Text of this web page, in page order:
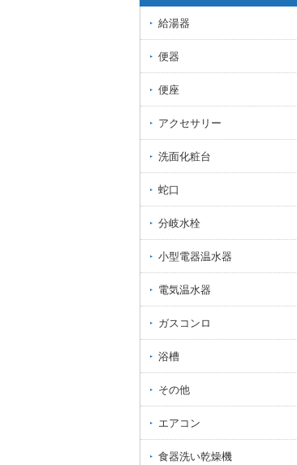
給湯器
便器
便座
アクセサリー
洗面化粧台
蛇口
分岐水栓
小型電器温水器
電気温水器
ガスコンロ
浴槽
その他
エアコン
食器洗い乾燥機